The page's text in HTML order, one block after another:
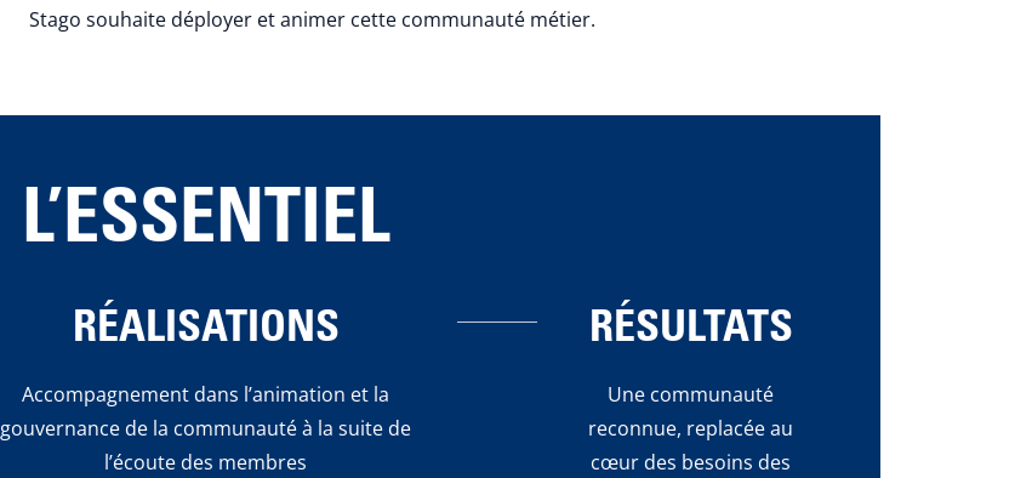
Stago souhaite déployer et animer cette communauté métier.
L’ESSENTIEL
RÉALISATIONS
Accompagnement dans l’animation et la
gouvernance de la communauté à la suite de
l’écoute des membres
RÉSULTATS
Une communauté
reconnue, replacée au
cœur des besoins des